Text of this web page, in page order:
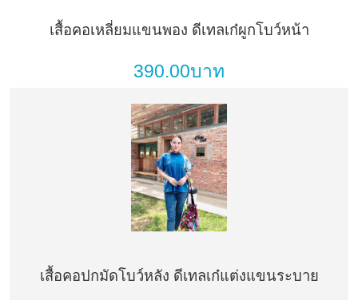
เสื้อคอเหลี่ยมแขนพอง ดีเทลเก๋ผูกโบว์หน้า
390.00บาท
เสื้อคอปกมัดโบว์หลัง ดีเทลเก๋แต่งแขนระบาย